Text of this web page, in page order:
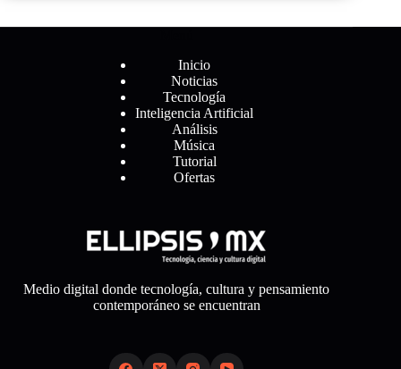
Inicio
Noticias
Tecnología
Inteligencia Artificial
Análisis
Música
Tutorial
Ofertas
Medio digital donde tecnología, cultura y pensamiento
contemporáneo se encuentran